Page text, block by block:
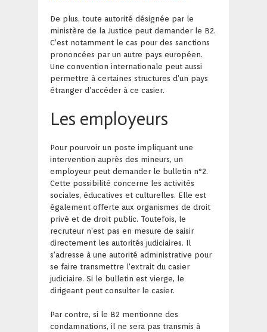
De plus, toute autorité désignée par le
ministère de la Justice peut demander le B2.
C’est notamment le cas pour des sanctions
prononcées par un autre pays européen.
Une convention internationale peut aussi
permettre à certaines structures d’un pays
étranger d’accéder à ce casier.
Les employeurs
Pour pourvoir un poste impliquant une
intervention auprès des mineurs, un
employeur peut demander le bulletin n°2.
Cette possibilité concerne les activités
sociales, éducatives et culturelles. Elle est
également offerte aux organismes de droit
privé et de droit public. Toutefois, le
recruteur n’est pas en mesure de saisir
directement les autorités judiciaires. Il
s’adresse à une autorité administrative pour
se faire transmettre l’extrait du casier
judiciaire. Si le bulletin est vierge, le
dirigeant peut consulter le casier.
Par contre, si le B2 mentionne des
condamnations, il ne sera pas transmis à